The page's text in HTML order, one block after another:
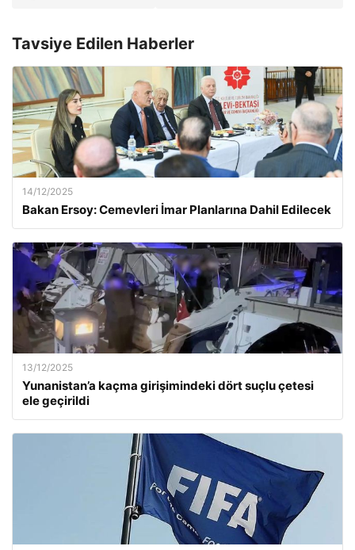
Tavsiye Edilen Haberler
14/12/2025
Bakan Ersoy: Cemevleri İmar Planlarına Dahil Edilecek
13/12/2025
Yunanistan’a kaçma girişimindeki dört suçlu çetesi
ele geçirildi